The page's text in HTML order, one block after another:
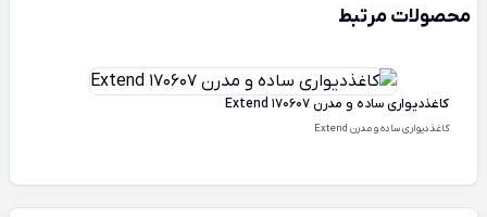
محصولات مرتبط
کاغذدیواری ساده و مدرن Extend 170607
کاغذدیواری ساده و مدرن Extend